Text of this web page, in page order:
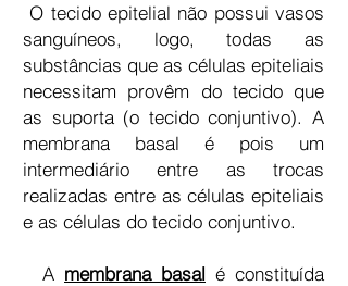
O tecido epitelial não possui vasos
sanguíneos, logo, todas as
substâncias que as células epiteliais
necessitam provêm do tecido que
as suporta (o tecido conjuntivo). A
membrana basal é pois um
intermediário entre as trocas
realizadas entre as células epiteliais
e as células do tecido conjuntivo.
A membrana basal é constituída